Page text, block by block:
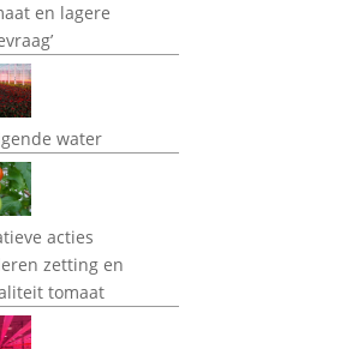
en lagere
water
acties
zetting en
tomaat